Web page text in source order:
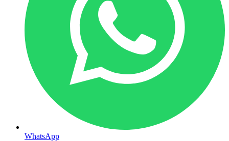
WhatsApp